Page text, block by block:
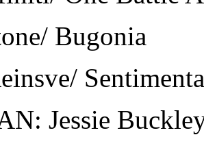
Bugonia
Jessie